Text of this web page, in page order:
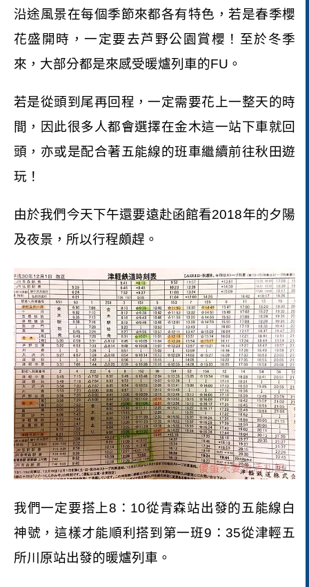
沿途風景在每個季節來都各有特色，若是春季櫻
花盛開時，一定要去芦野公園賞櫻！至於冬季
來，大部分都是來感受暖爐列車的FU 。
若是從頭到尾再回程，一定需要花上一整天的時
間，因此很多人都會選擇在金木這一站下車就回
頭，亦或是配合著五能線的班車繼續前往秋田遊
玩！
由於我們今天下午還要遠赴函館看2018年的夕陽
及夜景，所以行程頗趕。
我們一定要搭上8 ： 10從青森站出發的五能線白
神號，這樣才能順利搭到第一班9 ：35從津輕五
所川原站出發的暖爐列車。